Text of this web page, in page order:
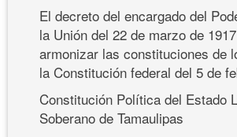
El decreto del encargado del
la Unión del 22 de marzo de
armonizar las constituciones de
la Constitución federal del 5 de
Constitución Política del Estado
Soberano de Tamaulipas